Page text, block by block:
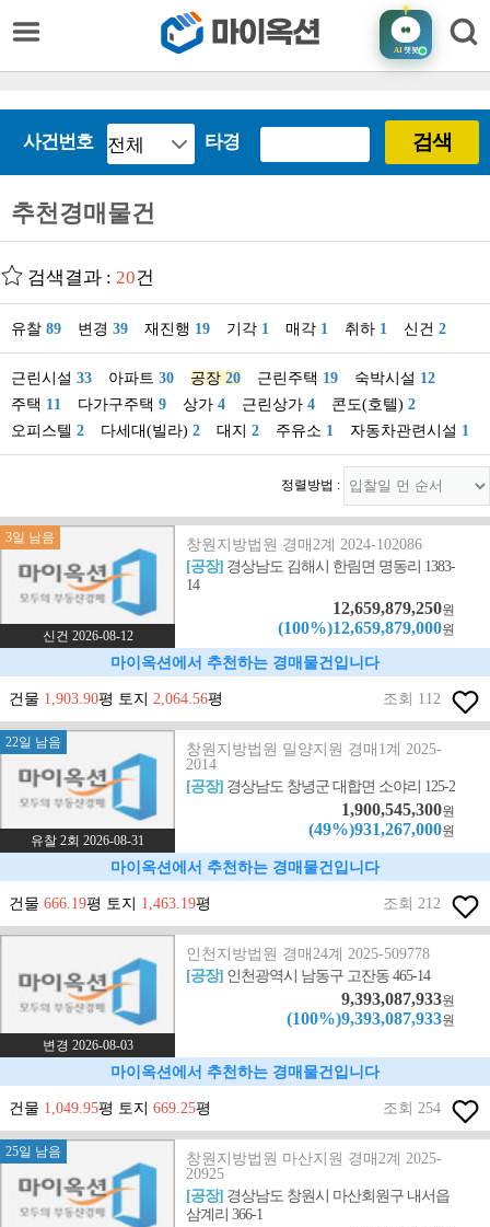
AI챗봇
사건번호 타경 검색
추천경매물건
검색결과 : 20건
유찰 89 변경 39 재진행 19 기각 1 매각 1 취하 1 신건 2
근린시설 33 아파트 30 공장 20 근린주택 19 숙박시설 12
주택 11 다가구주택 9 상가 4 근린상가 4 콘도(호텔) 2
오피스텔 2 다세대(빌라) 2 대지 2 주유소 1 자동차관련시설 1
정렬방법 :
3일 남음
신건 2026-08-12
창원지방법원 경매2계 2024-102086
[공장] 경상남도 김해시 한림면 명동리 1383-
14
12,659,879,250원
(100%)12,659,879,000원
마이옥션에서 추천하는 경매물건입니다
건물 1,903.90평 토지 2,064.56평 조회 112
22일 남음
유찰 2회 2026-08-31
창원지방법원 밀양지원 경매1계 2025-
2014
[공장] 경상남도 창녕군 대합면 소야리 125-2
1,900,545,300원
(49%)931,267,000원
마이옥션에서 추천하는 경매물건입니다
건물 666.19평 토지 1,463.19평 조회 212
변경 2026-08-03
인천지방법원 경매24계 2025-509778
[공장] 인천광역시 남동구 고잔동 465-14
9,393,087,933원
(100%)9,393,087,933원
마이옥션에서 추천하는 경매물건입니다
건물 1,049.95평 토지 669.25평 조회 254
25일 남음
창원지방법원 마산지원 경매2계 2025-
20925
[공장] 경상남도 창원시 마산회원구 내서읍
삼계리 366-1